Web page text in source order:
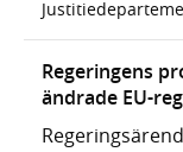
Regeringens
ändrade EU-